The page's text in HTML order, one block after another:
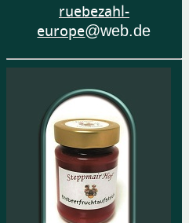
ruebezahl-
europe@web.de